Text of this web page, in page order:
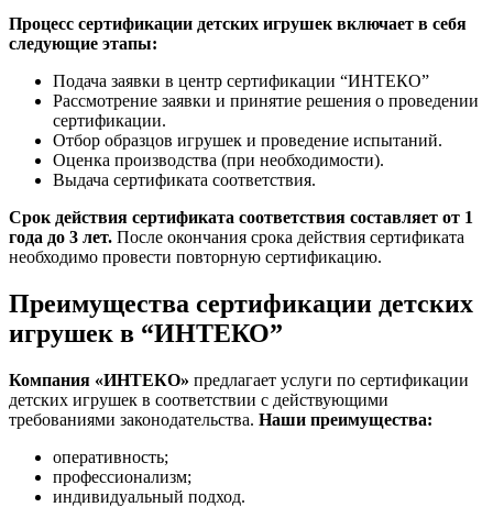
Процесс сертификации детских игрушек включает в себя
следующие этапы:
Подача заявки в центр сертификации “ИНТЕКО”
Рассмотрение заявки и принятие решения о проведении
сертификации.
Отбор образцов игрушек и проведение испытаний.
Оценка производства (при необходимости).
Выдача сертификата соответствия.
Срок действия сертификата соответствия составляет от 1
года до 3 лет. После окончания срока действия сертификата
необходимо провести повторную сертификацию.
Преимущества сертификации детских
игрушек в “ИНТЕКО”
Компания «ИНТЕКО» предлагает услуги по сертификации
детских игрушек в соответствии с действующими
требованиями законодательства. Наши преимущества:
оперативность;
профессионализм;
индивидуальный подход.